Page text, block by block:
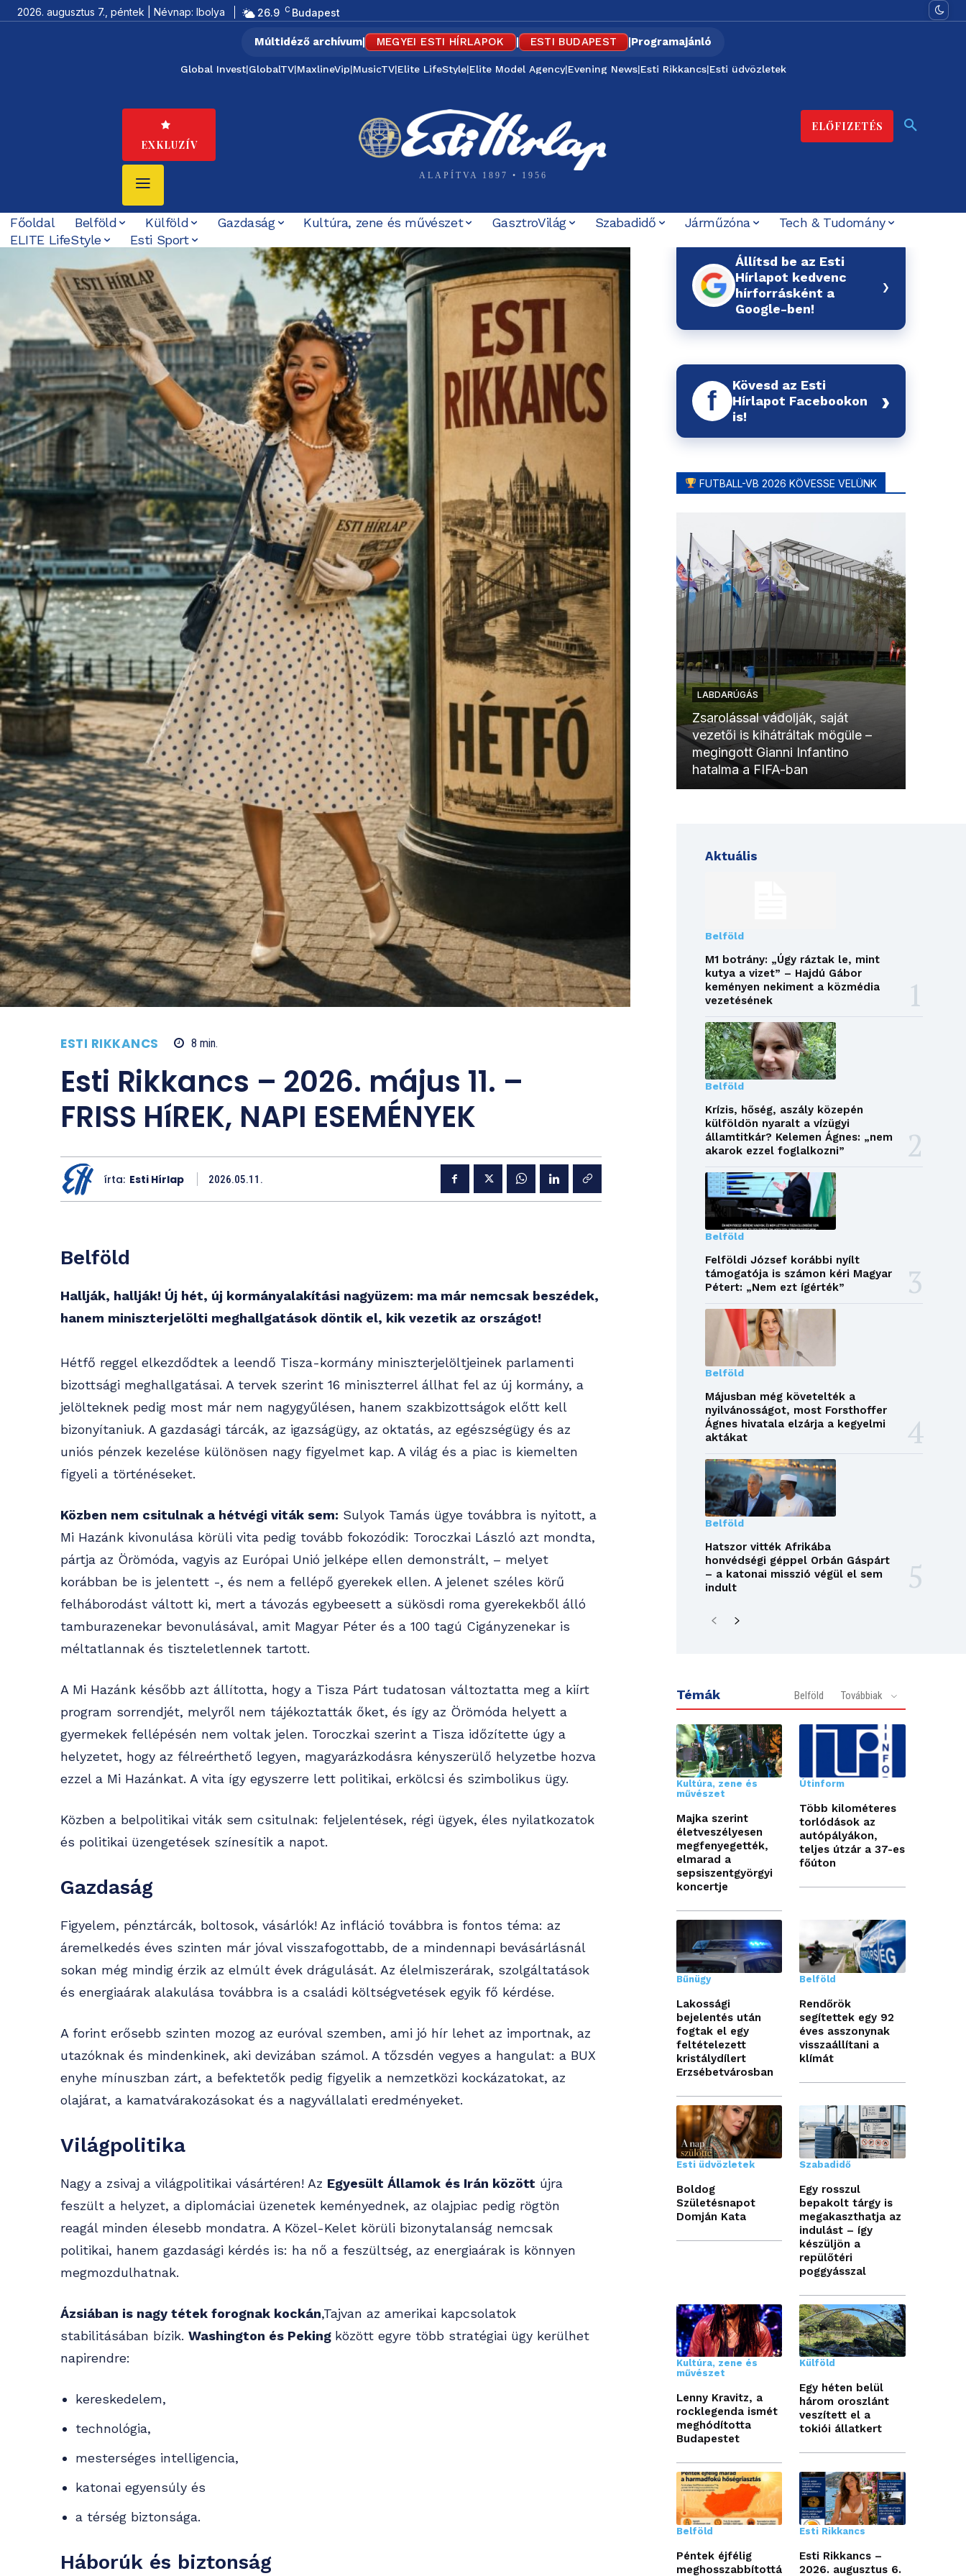
2026. augusztus 7., péntek | Névnap: Ibolya 26.9 C Budapest
Múltidéző archívum| MEGYEI ESTI HÍRLAPOK | ESTI BUDAPEST |Programajánló
Global Invest|GlobalTV|MaxlineVip|MusicTV|Elite LifeStyle|Elite Model Agency|Evening News|Esti Rikkancs|Esti üdvözletek
EXKLUZÍV
ALAPÍTVA 1897 • 1956
ELŐFIZETÉS
Főoldal Belföld Külföld Gazdaság Kultúra, zene és művészet GasztroVilág Szabadidő Járműzóna
Tech & Tudomány
ELITE LifeStyle
Esti Sport
ESTI RIKKANCS 8 min.
Esti Rikkancs – 2026. május 11. –
FRISS HíREK, NAPI ESEMÉNYEK
írta: Esti Hírlap 2026.05.11.
Belföld
Hallják, hallják! Új hét, új kormányalakítási nagyüzem: ma már nemcsak beszédek,
hanem miniszterjelölti meghallgatások döntik el, kik vezetik az országot!
Hétfő reggel elkezdődtek a leendő Tisza-kormány miniszterjelöltjeinek parlamenti
bizottsági meghallgatásai. A tervek szerint 16 miniszterrel állhat fel az új kormány, a
jelölteknek pedig most már nem nagygyűlésen, hanem szakbizottságok előtt kell
bizonyítaniuk. A gazdasági tárcák, az igazságügy, az oktatás, az egészségügy és az
uniós pénzek kezelése különösen nagy figyelmet kap. A világ és a piac is kiemelten
figyeli a történéseket.
Közben nem csitulnak a hétvégi viták sem: Sulyok Tamás ügye továbbra is nyitott, a
Mi Hazánk kivonulása körüli vita pedig tovább fokozódik: Toroczkai László azt mondta,
pártja az Örömóda, vagyis az Európai Unió jelképe ellen demonstrált, – melyet
korábban be is jelentett -, és nem a fellépő gyerekek ellen. A jelenet széles körű
felháborodást váltott ki, mert a távozás egybeesett a sükösdi roma gyerekekből álló
tamburazenekar bevonulásával, amit Magyar Péter és a 100 tagú Cigányzenekar is
méltatlannak és tiszteletlennek tartott.
A Mi Hazánk később azt állította, hogy a Tisza Párt tudatosan változtatta meg a kiírt
program sorrendjét, melyről nem tájékoztatták őket, és így az Örömóda helyett a
gyermekek fellépésén nem voltak jelen. Toroczkai szerint a Tisza időzítette úgy a
helyzetet, hogy az félreérthető legyen, magyarázkodásra kényszerülő helyzetbe hozva
ezzel a Mi Hazánkat. A vita így egyszerre lett politikai, erkölcsi és szimbolikus ügy.
Közben a belpolitikai viták sem csitulnak: feljelentések, régi ügyek, éles nyilatkozatok
és politikai üzengetések színesítik a napot.
Gazdaság
Figyelem, pénztárcák, boltosok, vásárlók! Az infláció továbbra is fontos téma: az
áremelkedés éves szinten már jóval visszafogottabb, de a mindennapi bevásárlásnál
sokan még mindig érzik az elmúlt évek drágulását. Az élelmiszerárak, szolgáltatások
és energiaárak alakulása továbbra is a családi költségvetések egyik fő kérdése.
A forint erősebb szinten mozog az euróval szemben, ami jó hír lehet az importnak, az
utazóknak és mindenkinek, aki devizában számol. A tőzsdén vegyes a hangulat: a BUX
enyhe mínuszban zárt, a befektetők pedig figyelik a nemzetközi kockázatokat, az
olajárat, a kamatvárakozásokat és a nagyvállalati eredményeket.
Világpolitika
Nagy a zsivaj a világpolitikai vásártéren! Az Egyesült Államok és Irán között újra
feszült a helyzet, a diplomáciai üzenetek keményednek, az olajpiac pedig rögtön
reagál minden élesebb mondatra. A Közel-Kelet körüli bizonytalanság nemcsak
politikai, hanem gazdasági kérdés is: ha nő a feszültség, az energiaárak is könnyen
megmozdulhatnak.
Ázsiában is nagy tétek forognak kockán,Tajvan az amerikai kapcsolatok
stabilitásában bízik. Washington és Peking között egyre több stratégiai ügy kerülhet
napirendre:
kereskedelem,
technológia,
mesterséges intelligencia,
katonai egyensúly és
a térség biztonsága.
Háborúk és biztonság
Állítsd be az Esti
Hírlapot kedvenc
hírforrásként a
Google-ben!
›
f
Kövesd az Esti
Hírlapot Facebookon
is!
›
FUTBALL-VB 2026 KÖVESSE VELÜNK
LABDARÚGÁS
Zsarolással vádolják, saját
vezetői is kihátráltak mögüle –
megingott Gianni Infantino
hatalma a FIFA-ban
Aktuális
Belföld
M1 botrány: „Úgy ráztak le, mint
kutya a vizet” – Hajdú Gábor
keményen nekiment a közmédia
vezetésének
Belföld
Krízis, hőség, aszály közepén
külföldön nyaralt a vízügyi
államtitkár? Kelemen Ágnes: „nem
akarok ezzel foglalkozni”
Belföld
Felföldi József korábbi nyílt
támogatója is számon kéri Magyar
Pétert: „Nem ezt ígérték”
Belföld
Májusban még követelték a
nyilvánosságot, most Forsthoffer
Ágnes hivatala elzárja a kegyelmi
aktákat
Belföld
Hatszor vitték Afrikába
honvédségi géppel Orbán Gáspárt
– a katonai misszió végül el sem
indult
Témák Belföld Továbbiak
Kultúra, zene és
művészet
Majka szerint
életveszélyesen
megfenyegették,
elmarad a
sepsiszentgyörgyi
koncertje
Útinform
Több kilométeres
torlódások az
autópályákon,
teljes útzár a 37-es
főúton
Bűnügy
Lakossági
bejelentés után
fogtak el egy
feltételezett
kristálydílert
Erzsébetvárosban
Belföld
Rendőrök
segítettek egy 92
éves asszonynak
visszaállítani a
klímát
Esti üdvözletek
Boldog
Születésnapot
Domján Kata
Szabadidő
Egy rosszul
bepakolt tárgy is
megakaszthatja az
indulást – így
készüljön a
repülőtéri
poggyásszal
Kultúra, zene és
művészet
Lenny Kravitz, a
rocklegenda ismét
meghódította
Budapestet
Külföld
Egy héten belül
három oroszlánt
veszített el a
tokiói állatkert
Belföld
Péntek éjfélig
meghosszabbítottá
Esti Rikkancs
Esti Rikkancs –
2026. augusztus 6.